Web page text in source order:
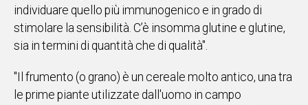
individuare quello più immunogenico e in grado di
stimolare la sensibilità. C’è insomma glutine e glutine,
sia in termini di quantità che di qualità".
"Il frumento (o grano) è un cereale molto antico, una tra
le prime piante utilizzate dall'uomo in campo